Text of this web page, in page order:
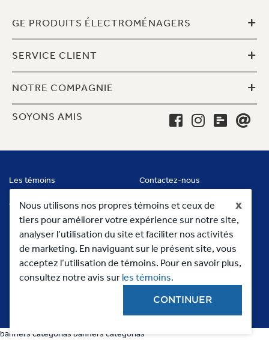
x
Nous utilisons nos propres témoins et ceux de
tiers pour améliorer votre expérience sur notre site,
analyser l’utilisation du site et faciliter nos activités
de marketing. En naviguant sur le présent site, vous
acceptez l’utilisation de témoins. Pour en savoir plus,
consultez notre avis sur les témoins.
CONTINUER
GE PRODUITS ÉLECTROMÉNAGERS +
SERVICE CLIENT +
NOTRE COMPAGNIE +
SOYONS AMIS
Les témoins Contactez-nous
Conditions
Copyright 2023, MC Commercial Inc. All Rights Reserved
banners categorias banners categorias